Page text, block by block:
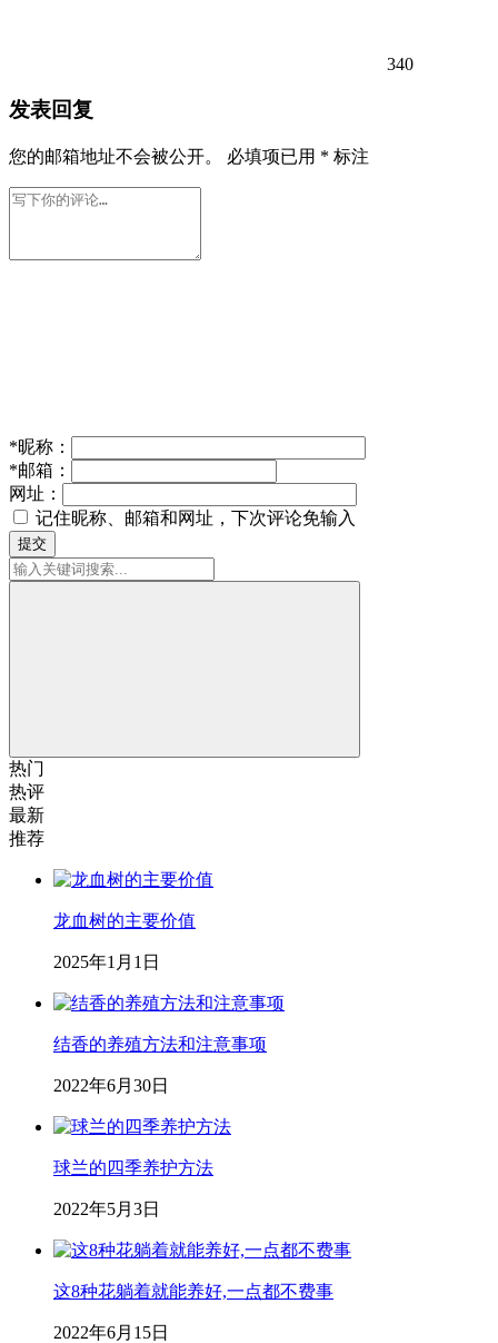
340
发表回复
您的邮箱地址不会被公开。 必填项已用 * 标注
*昵称：
*邮箱：
网址：
记住昵称、邮箱和网址，下次评论免输入
提交
热门
热评
最新
推荐
龙血树的主要价值
2025年1月1日
结香的养殖方法和注意事项
2022年6月30日
球兰的四季养护方法
2022年5月3日
这8种花躺着就能养好,一点都不费事
2022年6月15日